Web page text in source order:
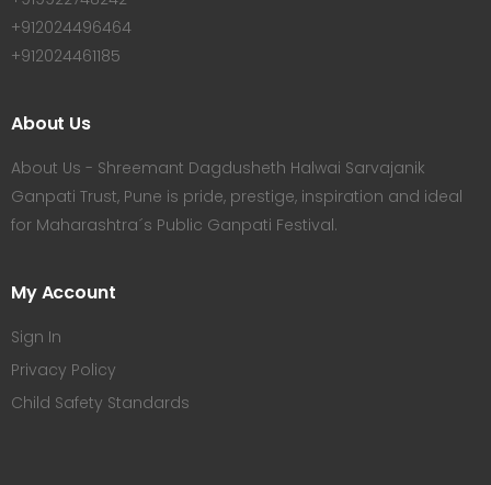
+912024496464
+912024461185
About Us
About Us - Shreemant Dagdusheth Halwai Sarvajanik
Ganpati Trust, Pune is pride, prestige, inspiration and ideal
for Maharashtra´s Public Ganpati Festival.
My Account
Sign In
Privacy Policy
Child Safety Standards